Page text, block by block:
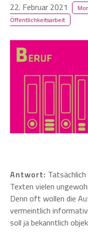
22. Februar 2021
Öffentlichkeitsarbeit
Antwort:
Texten vielen
Denn oft wollen die
vermeintlich
soll ja bekanntlich